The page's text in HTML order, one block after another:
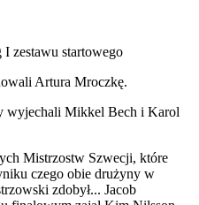
I zestawu startowego
Artura Mroczkę.
wyjechali Mikkel Bech i Karol
Mistrzostw Szwecji, które
czego obie drużyny w
zdobył... Jacob